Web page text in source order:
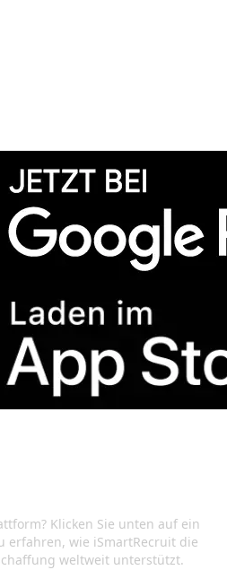
Klicken Sie unten auf ein
erfahren, wie iSmartRecruit die
weltweit unterstützt.